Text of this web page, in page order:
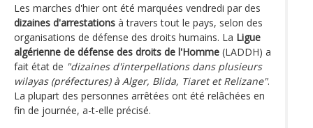
Les marches d'hier ont été marquées vendredi par des
dizaines d'arrestations à travers tout le pays, selon des
organisations de défense des droits humains. La Ligue
algérienne de défense des droits de l'Homme (LADDH) a
fait état de "dizaines d'interpellations dans plusieurs
wilayas (préfectures) à Alger, Blida, Tiaret et Relizane".
La plupart des personnes arrêtées ont été relâchées en
fin de journée, a-t-elle précisé.